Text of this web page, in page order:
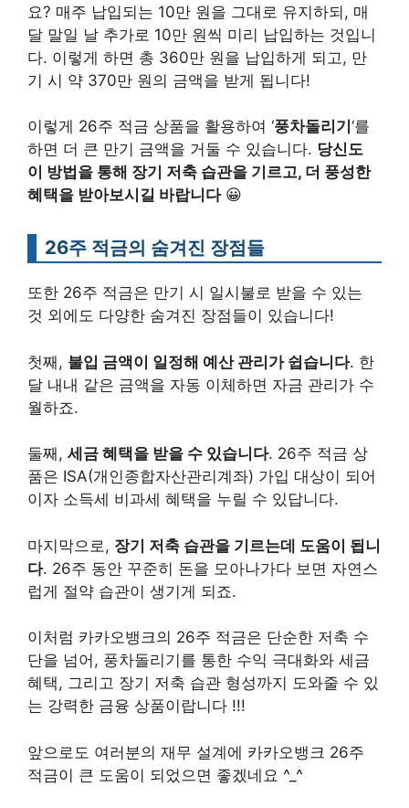
요? 매주 납입되는 10만 원을 그대로 유지하되, 매
달 말일 날 추가로 10만 원씩 미리 납입하는 것입니
다. 이렇게 하면 총 360만 원을 납입하게 되고, 만
기 시 약 370만 원의 금액을 받게 됩니다!
이렇게 26주 적금 상품을 활용하여 ‘풍차돌리기 ‘를
하면 더 큰 만기 금액을 거둘 수 있습니다. 당신도
이 방법을 통해 장기 저축 습관을 기르고, 더 풍성한
혜택을 받아보시길 바랍니다😀
26주 적금의 숨겨진 장점들
또한 26주 적금은 만기 시 일시불로 받을 수 있는
것 외에도 다양한 숨겨진 장점들이 있습니다!
첫째, 불입 금액이 일정해 예산 관리가 쉽습니다. 한
달 내내 같은 금액을 자동 이체하면 자금 관리가 수
월하죠.
둘째, 세금 혜택을 받을 수 있습니다. 26주 적금 상
품은 ISA(개인종합자산관리계좌) 가입 대상이 되어
이자 소득세 비과세 혜택을 누릴 수 있답니다.
마지막으로, 장기 저축 습관을 기르는데 도움이 됩니
다. 26주 동안 꾸준히 돈을 모아나가다 보면 자연스
럽게 절약 습관이 생기게 되죠.
이처럼 카카오뱅크의 26주 적금은 단순한 저축 수
단을 넘어, 풍차돌리기를 통한 수익 극대화와 세금
혜택, 그리고 장기 저축 습관 형성까지 도와줄 수 있
는 강력한 금융 상품이랍니다 !!!
앞으로도 여러분의 재무 설계에 카카오뱅크 26주
적금이 큰 도움이 되었으면 좋겠네요 ^_^